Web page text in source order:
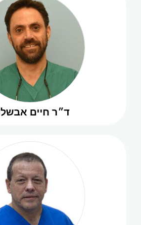
ד״ר חיים
ד״ר חיים
רופא שיניים
להמשך קריאה
ד״ר טובי קוכמן
אורתודונטיה